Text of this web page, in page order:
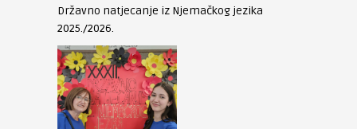
Državno natjecanje iz Njemačkog jezika
2025./2026.